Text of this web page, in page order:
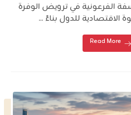
الفرعونية في ترويض الوفرة
الاقتصادية للدول بناءً ...
Read More